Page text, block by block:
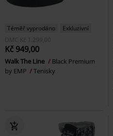
Téměř vyprodáno
Exkluzivní
DMC
Kč 1.299,00
Kč 949,00
Walk The Line
Black Premium
by EMP
Tenisky